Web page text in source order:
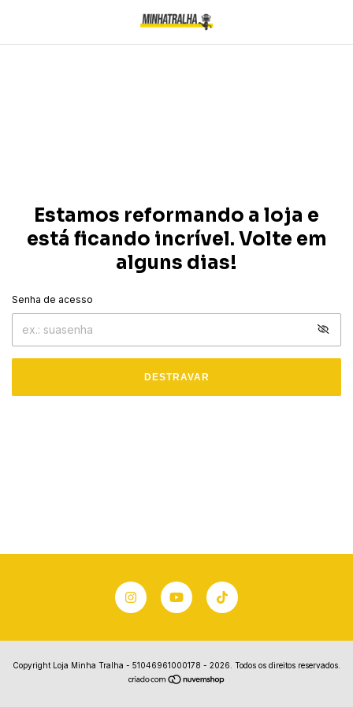
Estamos reformando a loja e
está ficando incrível. Volte em
alguns dias!
Senha de acesso
DESTRAVAR
Copyright Loja Minha Tralha - 51046961000178 - 2026. Todos os direitos reservados.